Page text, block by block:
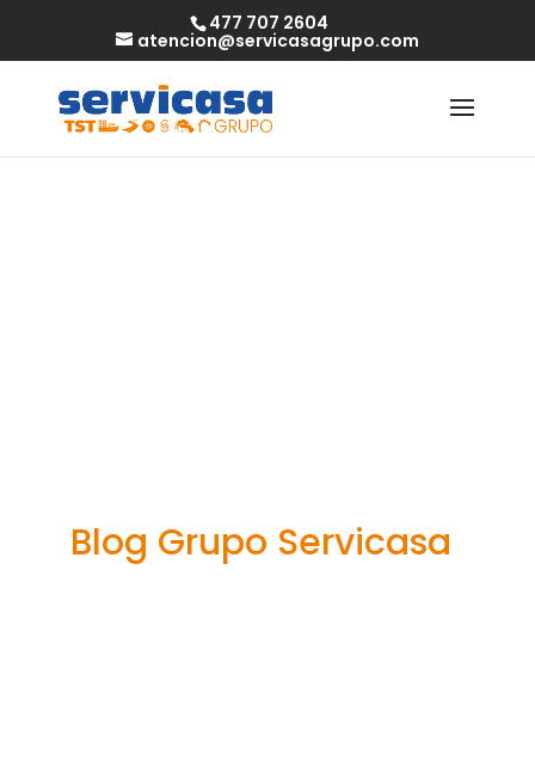
477 707 2604
atencion@servicasagrupo.com
Blog Grupo Servicasa